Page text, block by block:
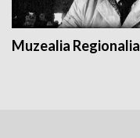
Muzealia Regionalia